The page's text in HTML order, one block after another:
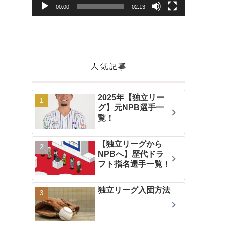
ー
00:00 02:13
人気記事
2025年【独立リー
グ】元NPB選手一
覧！
【独立リーグから
NPBへ】歴代ドラ
フト指名選手一覧！
独立リーグ入団方法